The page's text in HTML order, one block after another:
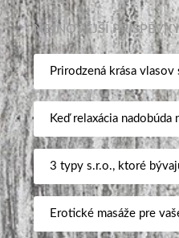
NEJNOVĚJŠÍ
Prirodzená krása
Keď relaxácia nadobúda
3 typy s.r.o., ktoré
Erotické masáže pre